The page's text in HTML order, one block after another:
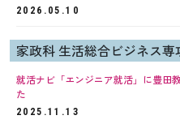
2026.05.10
家政科 生活総合ビジネス専
就活ナビ「エンジニア就活」に豊田
た
2025.11.13